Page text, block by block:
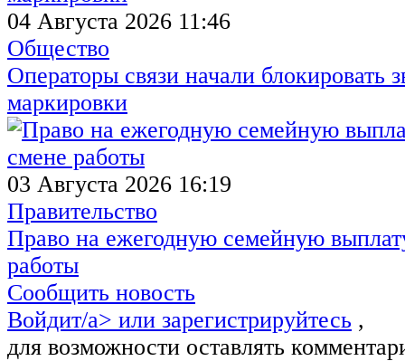
04 Августа 2026 11:46
Общество
Операторы связи начали блокировать
маркировки
03 Августа 2026 16:19
Правительство
Право на ежегодную семейную
работы
Сообщить новость
Войдит/a> или зарегистрируйтесь ,
для возможности оставлять